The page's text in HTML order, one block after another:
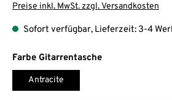
Preise inkl. MwSt. zzgl. Versandkosten
Sofort verfügbar, Lieferzeit: 3-4
Farbe Gitarrentascheauswählen
Antracite